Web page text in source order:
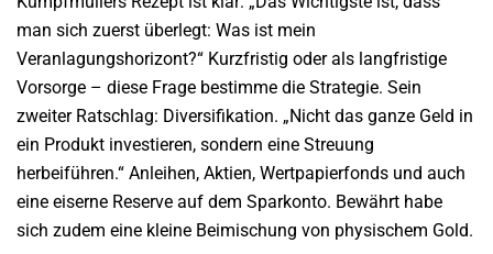
man sich zuerst überlegt: Was ist mein
Veranlagungshorizont?“ Kurzfristig oder als langfristige
Vorsorge – diese Frage bestimme die Strategie. Sein
zweiter Ratschlag: Diversifikation. „Nicht das ganze Geld in
ein Produkt investieren, sondern eine Streuung
herbeiführen.“ Anleihen, Aktien, Wertpapierfonds und auch
eine eiserne Reserve auf dem Sparkonto. Bewährt habe
sich zudem eine kleine Beimischung von physischem Gold.